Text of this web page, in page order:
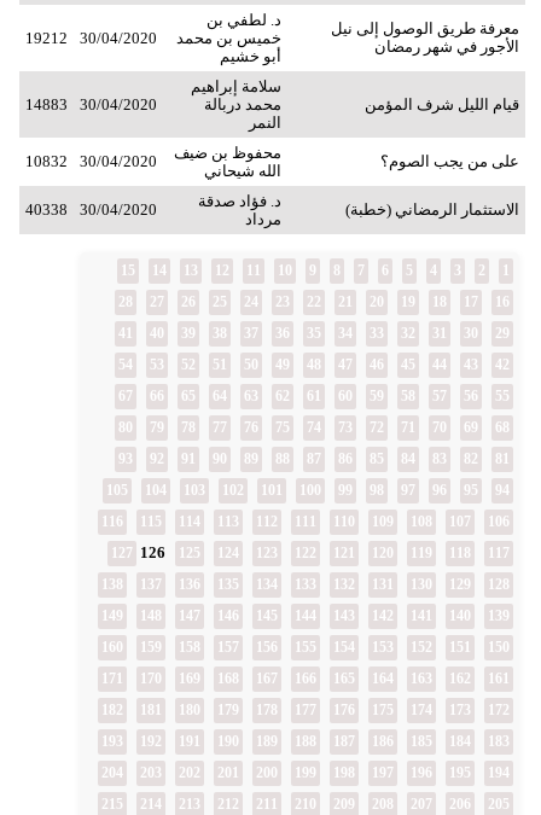
معرفة طريق الوصول إلى نيل
الأجور في شهر رمضان
د. لطفي بن
خميس بن محمد
أبو خشيم
30/04/2020
19212
قيام الليل شرف المؤمن
سلامة إبراهيم
محمد دربالة
النمر
30/04/2020
14883
على من يجب الصوم؟
محفوظ بن ضيف
الله شيحاني
30/04/2020
10832
الاستثمار الرمضاني (خطبة)
د. فؤاد صدقة
مرداد
30/04/2020
40338
2
3
4
5
6
7
8
9
12
13
14
15
16
17
18
19
20
21
22
23
24
25
26
27
28
29
30
31
32
33
34
35
36
37
38
39
40
41
42
43
44
45
46
47
48
49
50
51
52
53
54
55
56
57
58
59
60
61
62
63
64
65
66
67
68
69
70
71
72
73
74
75
76
77
78
79
80
81
82
83
84
85
86
87
88
89
90
91
92
93
94
95
96
97
98
99
102
103
104
105
106
107
108
109
112
113
114
115
116
117
118
119
120
121
122
123
124
125
127
128
129
130
131
132
133
134
135
136
137
138
139
140
141
142
143
144
145
146
147
148
149
150
151
152
153
154
155
156
157
158
159
160
161
162
163
164
165
166
167
168
169
170
171
172
173
174
175
176
177
178
179
180
181
182
183
184
185
186
187
188
189
190
191
192
193
194
195
196
197
198
199
200
201
202
203
204
205
206
207
208
209
210
211
212
213
214
215